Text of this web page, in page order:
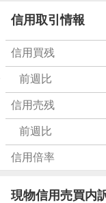
信用取引情報
信用買残
前週比
信用売残
前週比
信用倍率
現物信用売買内